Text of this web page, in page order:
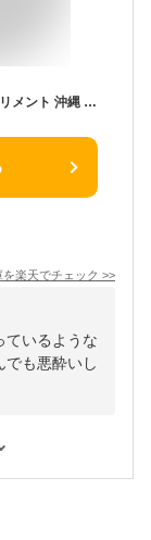
琉球 酒豪伝説 (1.5g×6包)×5袋 ウコン サプリ サプリメント 沖縄 肝臓 飲みすぎ 歓迎会 お酒 飲み会 グァバ 肝臓サプリ 健康食品 ウコン粒 ウコンサプリメント 春ウコン 秋ウコン 紫ウコン 濃縮エキス 予防 二日酔い 対策 防止 悪酔い ギフト プレゼント 贈り物 送料無料
を楽天でチェック >>
ているような
でも悪酔いし